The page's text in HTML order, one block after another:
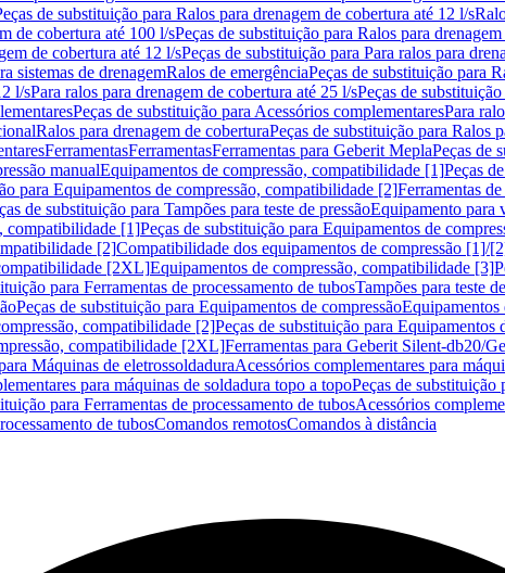
de substituição para Ralos para drenagem de cobertura até 12 l/s
de cobertura até 100 l/sPeças de substituição para Ralos para
de cobertura até 12 l/sPeças de substituição para Para ralos para
sistemas de drenagemRalos de emergênciaPeças de substituição para
l/sPara ralos para drenagem de cobertura até 25 l/sPeças de
Peças de substituição para Acessórios complementaresPara
Ralos para drenagem de coberturaPeças de substituição para Ralos
FerramentasFerramentasFerramentas para Geberit MeplaPeças de
manualEquipamentos de compressão, compatibilidade [1]Peças
para Equipamentos de compressão, compatibilidade [2]Ferramentas
de substituição para Tampões para teste de pressãoEquipamento para
compatibilidade [1]Peças de substituição para Equipamentos de
[2]Compatibilidade dos equipamentos de compressão [1]/
[2XL]Equipamentos de compressão, compatibilidade [3]
para Ferramentas de processamento de tubosTampões para teste
Peças de substituição para Equipamentos de compressão
compatibilidade [2]Peças de substituição para
compatibilidade [2XL]Ferramentas para Geberit Silent-db20/
Máquinas de eletrossoldaduraAcessórios complementares para
para máquinas de soldadura topo a topoPeças de substituição
para Ferramentas de processamento de tubosAcessórios
de tubosComandos remotosComandos à distância